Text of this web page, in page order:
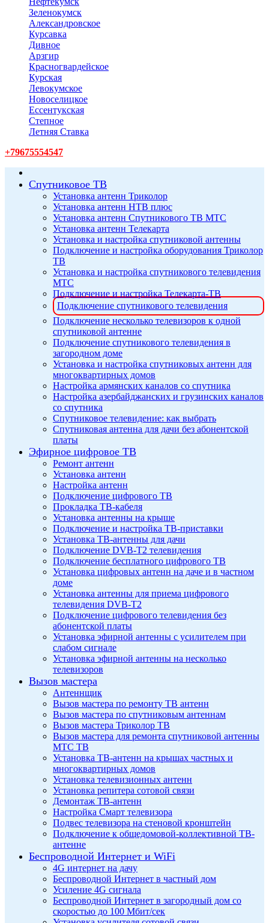
Зеленокумск
Александровское
Курсавка
Дивное
Арзгир
Красногвардейское
Курская
Левокумское
Новоселицкое
Ессентукская
Степное
Летняя Ставка
+79675554547
Спутниковое ТВ
Установка антенн Триколор
Установка антенн НТВ плюс
Установка антенн Спутникового ТВ МТС
Установка антенн Телекарта
Установка и настройка спутниковой антенны
Подключение и настройка оборудования Триколор
ТВ
Установка и настройка спутникового телевидения
МТС
Подключение и настройка Телекарта-ТВ
Подключение спутникового телевидения
Подключение несколько телевизоров к одной
спутниковой антенне
Подключение спутникового телевидения в
загородном доме
Установка и настройка спутниковых антенн для
многоквартирных домов
Настройка армянских каналов со спутника
Настройка азербайджанских и грузинских каналов
со спутника
Спутниковое телевидение: как выбрать
Спутниковая антенна для дачи без абонентской
платы
Эфирное цифровое ТВ
Ремонт антенн
Установка антенн
Настройка антенн
Подключение цифрового ТВ
Прокладка ТВ-кабеля
Установка антенны на крыше
Подключение и настройка ТВ-приставки
Установка ТВ-антенны для дачи
Подключение DVB-T2 телевидения
Подключение бесплатного цифрового ТВ
Установка цифровых антенн на даче и в частном
доме
Установка антенны для приема цифрового
телевидения DVB-T2
Подключение цифрового телевидения без
абонентской платы
Установка эфирной антенны с усилителем при
слабом сигнале
Установка эфирной антенны на несколько
телевизоров
Вызов мастера
Антеннщик
Вызов мастера по ремонту ТВ антенн
Вызов мастера по спутниковым антеннам
Вызов мастера Триколор ТВ
Вызов мастера для ремонта спутниковой антенны
МТС ТВ
Установка ТВ-антенн на крышах частных и
многоквартирных домов
Установка телевизионных антенн
Установка репитера сотовой связи
Демонтаж ТВ-антенн
Настройка Смарт телевизора
Подвес телевизора на стеновой кронштейн
Подключение к общедомовой-коллективной ТВ-
антенне
Беспроводной Интернет и WiFi
4G интернет на дачу
Беспроводной Интернет в частный дом
Усиление 4G сигнала
Беспроводной Интернет в загородный дом со
скоростью до 100 Мбит/сек